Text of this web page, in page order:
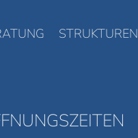
STRUKTUREN